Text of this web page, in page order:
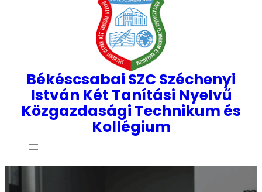
Békéscsabai SZC Széchenyi
István Két Tanítási Nyelvű
Közgazdasági Technikum és
Kollégium